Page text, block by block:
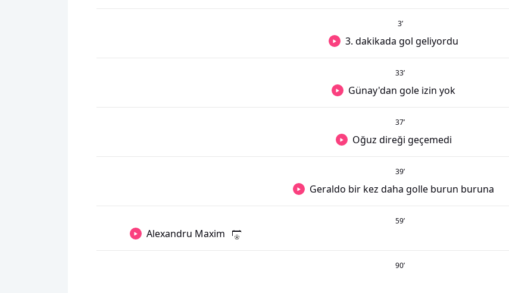
3’
3. dakikada gol geliyordu
33’
Günay'dan gole izin yok
37’
Oğuz direği geçemedi
39’
Geraldo bir kez daha golle burun buruna
59’
Alexandru Maxim
90’